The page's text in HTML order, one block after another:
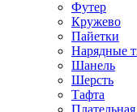
Футер
Кружево
Пайетки
Нарядные
Шанель
Шерсть
Тафта